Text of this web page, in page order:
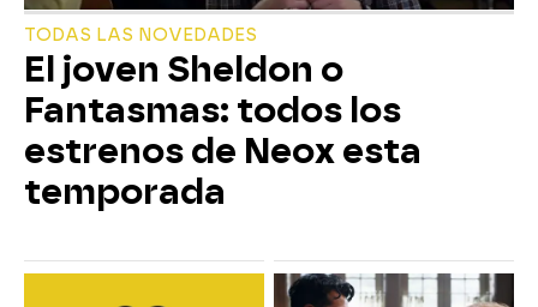
TODAS LAS NOVEDADES
El joven Sheldon o
Fantasmas: todos los
estrenos de Neox esta
temporada